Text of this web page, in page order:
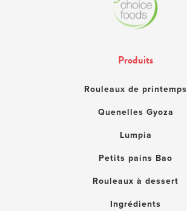
Produits
Rouleaux de printemps
Quenelles Gyoza
Lumpia
Petits pains Bao
Rouleaux à dessert
Ingrédients